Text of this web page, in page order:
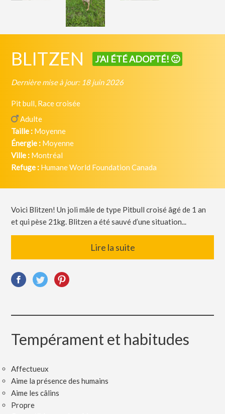
BLITZEN J'AI ÉTÉ ADOPTÉ! 🙂
Dernière mise à jour: 18 juin 2026
Pit bull, Race croisée
Adulte
Taille : Moyenne
Énergie : Moyenne
Ville : Montréal
Refuge : Humane World Foundation Canada
Voici Blitzen! Un joli mâle de type Pitbull croisé âgé de 1 an
et qui pèse 21kg. Blitzen a été sauvé d’une situation...
Lire la suite
Tempérament et habitudes
Affectueux
Aime la présence des humains
Aime les câlins
Propre